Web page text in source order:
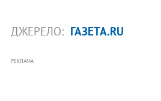
ДЖЕРЕЛО: ГАЗЕТА.RU
РЕКЛАМА